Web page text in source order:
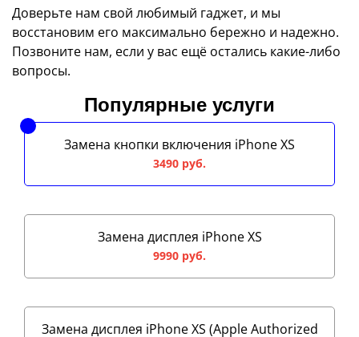
Доверьте нам свой любимый гаджет, и мы
восстановим его максимально бережно и надежно.
Позвоните нам, если у вас ещё остались какие-либо
вопросы.
Популярные услуги
Замена кнопки включения iPhone XS
3490 руб.
Замена дисплея iPhone XS
9990 руб.
Замена дисплея iPhone XS (Apple Authorized